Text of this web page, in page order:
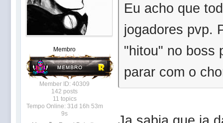
Membro
Member ID: 40309
142 posts
11 topics
Tempo Online: 31d 16h 53m
9s
Eu acho que
jogadores pvp.
"hitou" no boss
parar com o